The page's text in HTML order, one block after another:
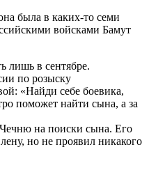
была в каких-то семи
войсками Бамут
лишь в сентябре.
по розыску
«Найди себе боевика,
поможет найти сына, а за
на поиски сына. Его
но не проявил никакого